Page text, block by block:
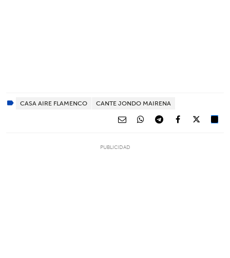
CASA AIRE FLAMENCO CANTE JONDO MAIRENA